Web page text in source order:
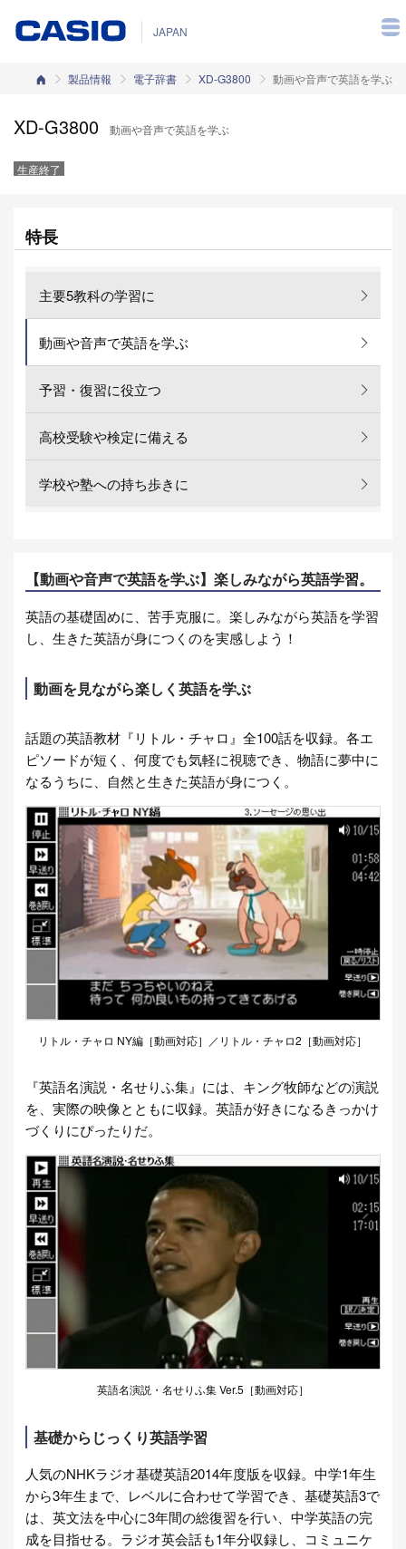
JAPAN
カシオホーム
製品情報 電子辞書 XD-G3800 動画や音声で英語を学ぶ
XD-G3800 動画や音声で英語を学ぶ
生産終了
特長
主要5教科の学習に
動画や音声で英語を学ぶ
予習・復習に役立つ
高校受験や検定に備える
学校や塾への持ち歩きに
【動画や音声で英語を学ぶ】楽しみながら英語学習。
英語の基礎固めに、苦手克服に。楽しみながら英語を学習
し、生きた英語が身につくのを実感しよう！
動画を見ながら楽しく英語を学ぶ
話題の英語教材『リトル・チャロ』全100話を収録。各エ
ピソードが短く、何度でも気軽に視聴でき、物語に夢中に
なるうちに、自然と生きた英語が身につく。
リトル・チャロ NY編［動画対応］／リトル・チャロ2［動画対応］
『英語名演説・名せりふ集』には、キング牧師などの演説
を、実際の映像とともに収録。英語が好きになるきっかけ
づくりにぴったりだ。
英語名演説・名せりふ集 Ver.5［動画対応］
基礎からじっくり英語学習
人気のNHKラジオ基礎英語2014年度版を収録。中学1年生
から3年生まで、レベルに合わせて学習でき、基礎英語3で
は、英文法を中心に3年間の総復習を行い、中学英語の完
成を目指せる。ラジオ英会話も1年分収録し、コミュニケ